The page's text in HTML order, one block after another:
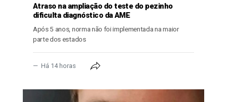
Atraso na ampliação do teste do pezinho
dificulta diagnóstico da AME
Após 5 anos, norma não foi implementada na maior
parte dos estados
Há 14 horas